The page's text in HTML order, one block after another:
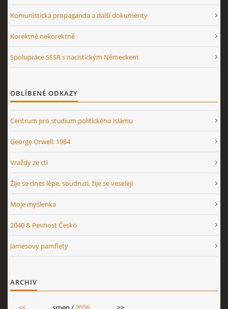
Komunistická propaganda a další dokumenty
Korektně nekorektně
Spolupráce SSSR s nacistickým Německem
OBLÍBENÉ ODKAZY
Centrum pro studium politického islámu
George Orwell: 1984
Vraždy ze cti
Žije se dnes lépe, soudruzi, žije se veseleji
Moje myšlenka
2040 & Pevnost Česko
Jamesovy pamflety
ARCHIV